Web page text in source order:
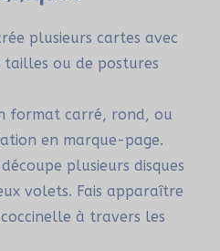
plusieurs cartes avec
tailles ou de postures
format carré, rond, ou
en marque-page.
découpe plusieurs disques
volets. Fais apparaître
à travers les